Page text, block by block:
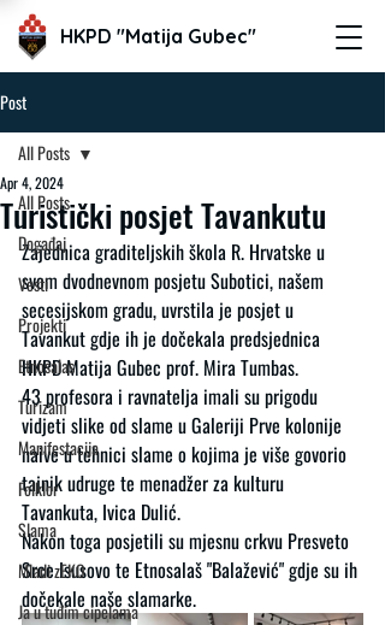
HKPD "Matija Gubec"
Post
All Posts
Događaj
Vesti
Projekti
Etnosalas
Turizam
Manifestacija
Folklor
Slama
Mladi zEKO
Ja u tuđim cipelama
All Posts
Turistički posjet Tavankutu
Apr 4, 2024
Zajednica graditeljskih škola R. Hrvatske u
svom dvodnevnom posjetu Subotici, našem
secesijskom gradu, uvrstila je posjet u
Tavankut gdje ih je dočekala predsjednica
HKPD Matija Gubec prof. Mira Tumbas.
43 profesora i ravnatelja imali su prigodu
vidjeti slike od slame u Galeriji Prve kolonije
naive u tehnici slame o kojima je više govorio
tajnik udruge te menadžer za kulturu
Tavankuta, Ivica Dulić.
Nakon toga posjetili su mjesnu crkvu Presveto
Srce Isusovo te Etnosalaš "Balažević" gdje su ih
dočekale naše slamarke.